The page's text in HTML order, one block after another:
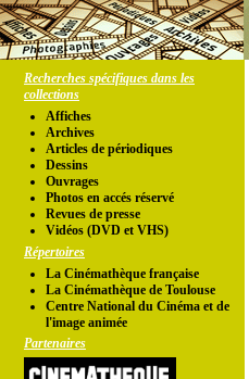
Recherches spécifiques dans les
collections
Affiches
Archives
Articles de périodiques
Dessins
Ouvrages
Photos en accés réservé
Revues de presse
Vidéos (DVD et VHS)
Répertoires
La Cinémathèque française
La Cinémathèque de Toulouse
Centre National du Cinéma et de
l'image animée
Partenaires